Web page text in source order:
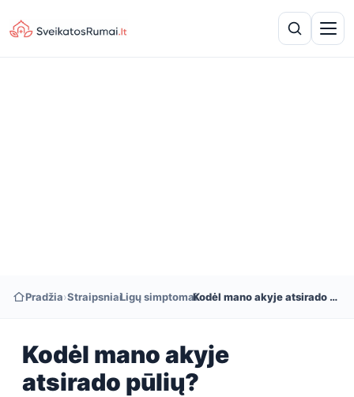
Pradžia›Straipsniai
›Ligų simptomai
› Kodėl mano akyje atsirado pūlių?
Kodėl mano akyje
atsirado pūlių?